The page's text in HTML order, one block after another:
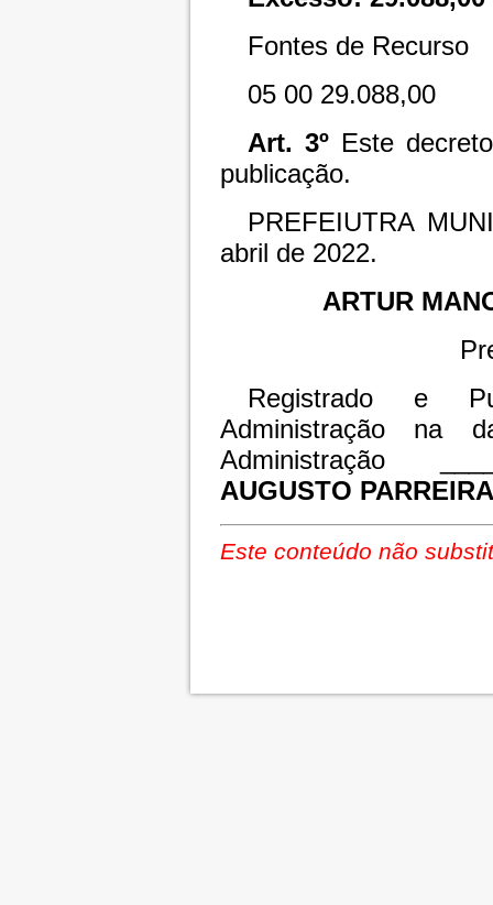
Fontes de Recurso
05 00 29.088,00
Art. 3º Este
publicação.
PREFEIUTRA
abril de 2022.
ARTUR
Registrado e
Administração na
Administração
AUGUSTO
Este conteúdo não